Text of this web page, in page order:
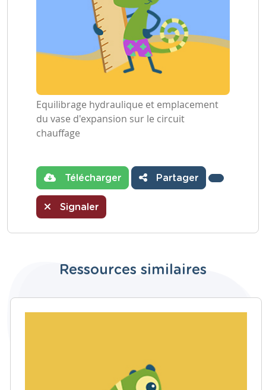
Equilibrage hydraulique et emplacement
du vase d'expansion sur le circuit
chauffage
Télécharger Partager
Signaler
Ressources similaires